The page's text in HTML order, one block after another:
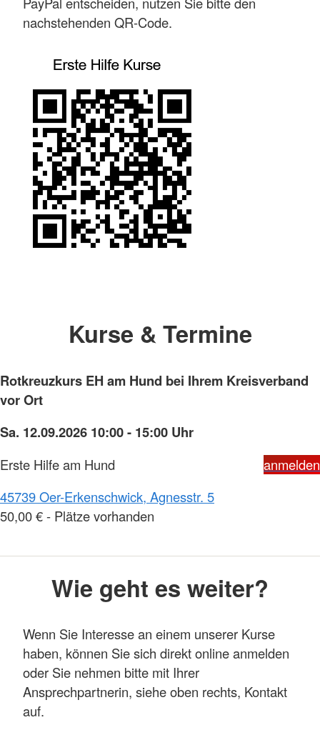
nachstehenden QR-Code.
Kurse & Termine
Rotkreuzkurs EH am Hund bei Ihrem Kreisverband
vor Ort
Sa. 12.09.2026 10:00 - 15:00 Uhr
Erste Hilfe am Hund
anmelden
45739 Oer-Erkenschwick, Agnesstr. 5
50,00 € - Plätze vorhanden
Wie geht es weiter?
Wenn Sie Interesse an einem unserer Kurse
haben, können Sie sich direkt online anmelden
oder Sie nehmen bitte mit Ihrer
Ansprechpartnerin, siehe oben rechts, Kontakt
auf.